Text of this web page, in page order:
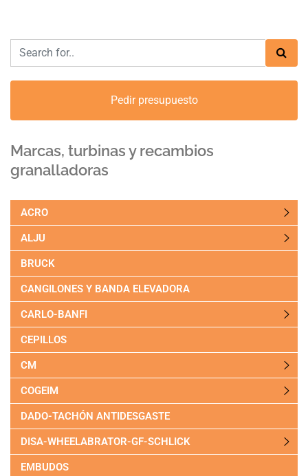
Pedir presupuesto
Marcas, turbinas y recambios
granalladoras
ACRO
ALJU
BRUCK
CANGILONES Y BANDA ELEVADORA
CARLO-BANFI
CEPILLOS
CM
COGEIM
DADO-TACHÓN ANTIDESGASTE
DISA-WHEELABRATOR-GF-SCHLICK
EMBUDOS